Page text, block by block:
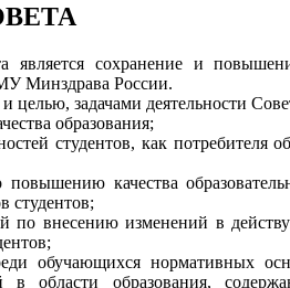
является сохранение и
Минздрава России.
целью, задачами деятельности
образования;
студентов, как
повышению качества
студентов;
по внесению изменений в
обучающихся нормативных
в области образования,